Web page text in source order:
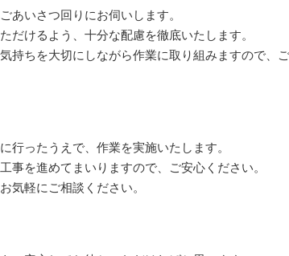
あいさつ回りにお伺いします。
だけるよう、十分な配慮を徹底いたします。
持ちを大切にしながら作業に取り組みますので、
行ったうえで、作業を実施いたします。
事を進めてまいりますので、ご安心ください。
気軽にご相談ください。